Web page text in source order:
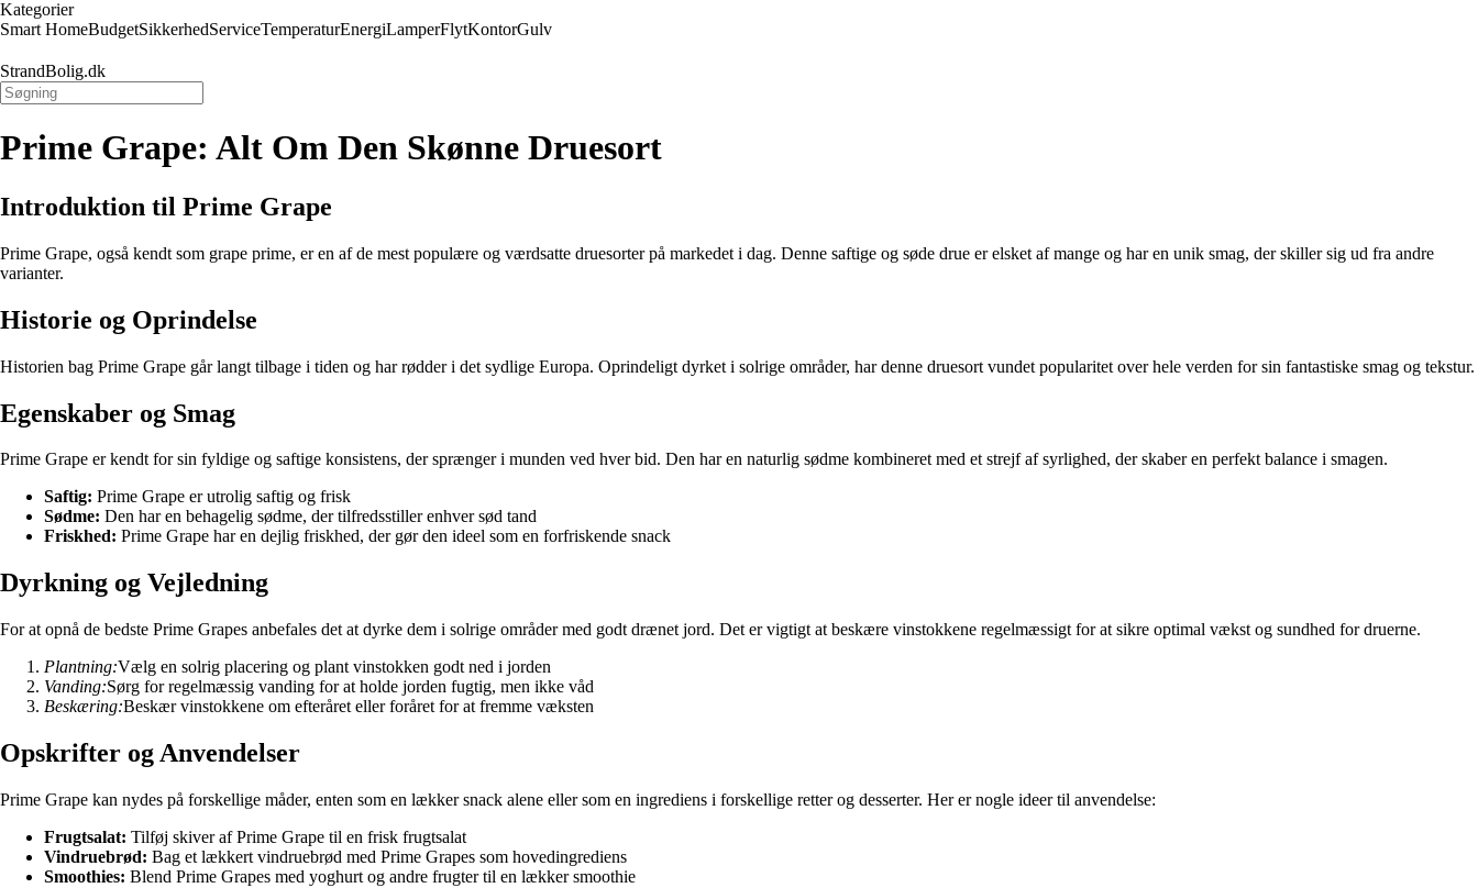
Kategorier
Smart HomeBudgetSikkerhedServiceTemperaturEnergiLamperFlytKontorGulv
StrandBolig.dk
Prime Grape: Alt Om Den Skønne Druesort
Introduktion til Prime Grape
Prime Grape, også kendt som grape prime, er en af de mest populære og værdsatte druesorter på markedet i dag. Denne saftige og søde drue er elsket af mange og har en unik smag, der skiller sig ud fra andre
varianter.
Historie og Oprindelse
Historien bag Prime Grape går langt tilbage i tiden og har rødder i det sydlige Europa. Oprindeligt dyrket i solrige områder, har denne druesort vundet popularitet over hele verden for sin fantastiske smag og tekstur.
Egenskaber og Smag
Prime Grape er kendt for sin fyldige og saftige konsistens, der sprænger i munden ved hver bid. Den har en naturlig sødme kombineret med et strejf af syrlighed, der skaber en perfekt balance i smagen.
Saftig: Prime Grape er utrolig saftig og frisk
Sødme: Den har en behagelig sødme, der tilfredsstiller enhver sød tand
Friskhed: Prime Grape har en dejlig friskhed, der gør den ideel som en forfriskende snack
Dyrkning og Vejledning
For at opnå de bedste Prime Grapes anbefales det at dyrke dem i solrige områder med godt drænet jord. Det er vigtigt at beskære vinstokkene regelmæssigt for at sikre optimal vækst og sundhed for druerne.
Plantning:Vælg en solrig placering og plant vinstokken godt ned i jorden
Vanding:Sørg for regelmæssig vanding for at holde jorden fugtig, men ikke våd
Beskæring:Beskær vinstokkene om efteråret eller foråret for at fremme væksten
Opskrifter og Anvendelser
Prime Grape kan nydes på forskellige måder, enten som en lækker snack alene eller som en ingrediens i forskellige retter og desserter. Her er nogle ideer til anvendelse:
Frugtsalat: Tilføj skiver af Prime Grape til en frisk frugtsalat
Vindruebrød: Bag et lækkert vindruebrød med Prime Grapes som hovedingrediens
Smoothies: Blend Prime Grapes med yoghurt og andre frugter til en lækker smoothie